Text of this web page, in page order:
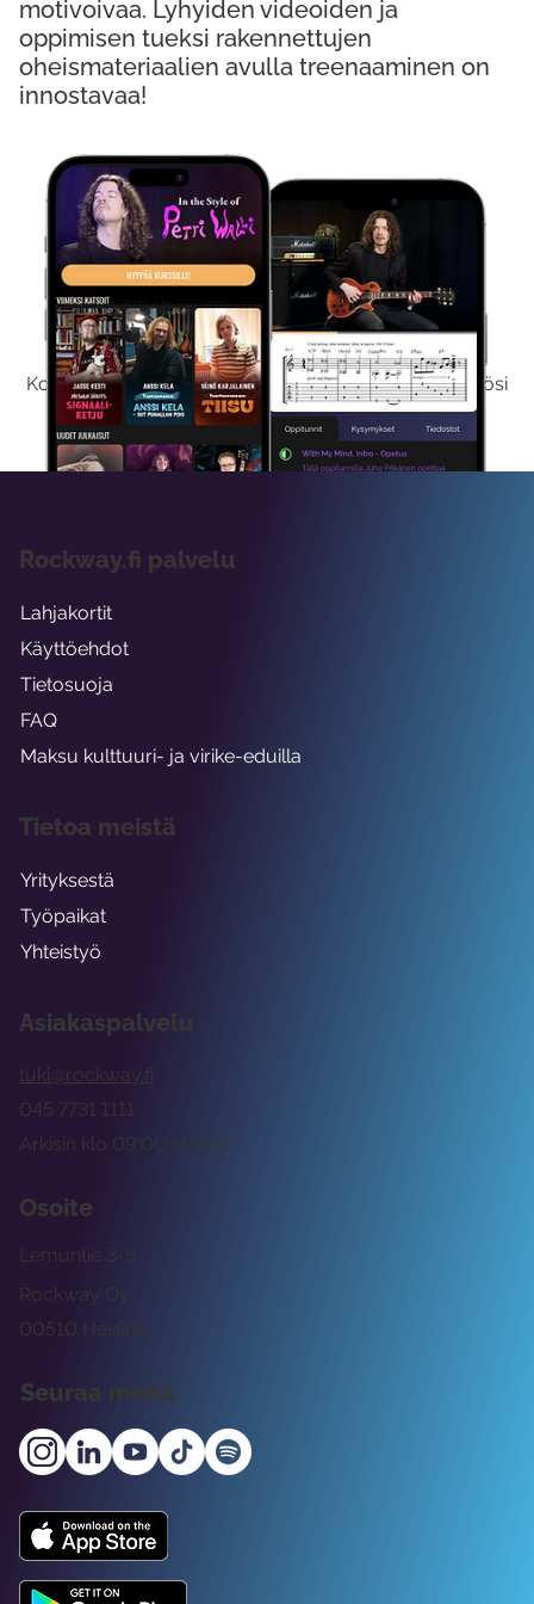
Kokeile Ilmaiseksi
Kokeilemalla ilmaiseksi saat koko sisältömme käyttöösi
viikon ajaksi.
motivoivaa. Lyhyiden videoiden ja
oppimisen tueksi rakennettujen
oheismateriaalien avulla treenaaminen on
innostavaa!
Asiakaspalvelu
tuki@rockway.fi
Arkisin klo 09:00 -15:00
045 7731 1111
Osoite
Rockway Oy
Lemuntie 3-5
00510 Helsinki
Seuraa meitä
Rockway.fi palvelu
Lahjakortit
Käyttöehdot
Tietosuoja
FAQ
Maksu kulttuuri- ja virike-eduilla
Tietoa meistä
Yrityksestä
Työpaikat
Yhteistyö